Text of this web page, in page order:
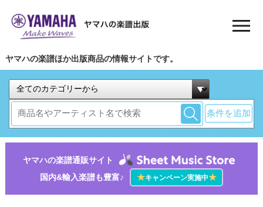
ヤマハの楽譜ほか出版商品の情報サイトです。
条件を追加
ヤマハの楽譜通販サイト
国内&輸入楽譜も豊富♪
★キャンペーン実施中★